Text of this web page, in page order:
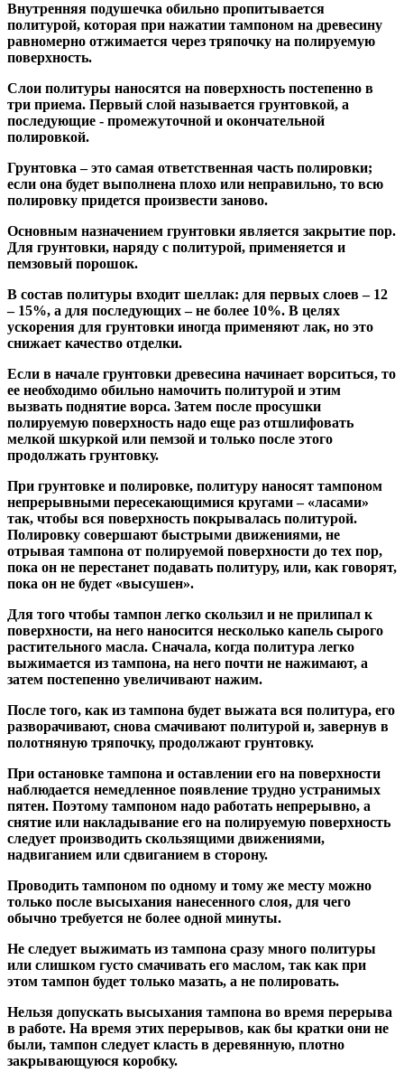
Внутренняя подушечка обильно пропитывается
политурой, которая при нажатии тампоном на древесину
равномерно отжимается через тряпочку на полируемую
поверхность.
Слои политуры наносятся на поверхность постепенно в
три приема. Первый слой называется грунтовкой, а
последующие - промежуточной и окончательной
полировкой.
Грунтовка – это самая ответственная часть полировки;
если она будет выполнена плохо или неправильно, то всю
полировку придется произвести заново.
Основным назначением грунтовки является закрытие пор.
Для грунтовки, наряду с политурой, применяется и
пемзовый порошок.
В состав политуры входит шеллак: для первых слоев – 12
– 15%, а для последующих – не более 10%. В целях
ускорения для грунтовки иногда применяют лак, но это
снижает качество отделки.
Если в начале грунтовки древесина начинает ворситься, то
ее необходимо обильно намочить политурой и этим
вызвать поднятие ворса. Затем после просушки
полируемую поверхность надо еще раз отшлифовать
мелкой шкуркой или пемзой и только после этого
продолжать грунтовку.
При грунтовке и полировке, политуру наносят тампоном
непрерывными пересекающимися кругами – «ласами»
так, чтобы вся поверхность покрывалась политурой.
Полировку совершают быстрыми движениями, не
отрывая тампона от полируемой поверхности до тех пор,
пока он не перестанет подавать политуру, или, как говорят,
пока он не будет «высушен».
Для того чтобы тампон легко скользил и не прилипал к
поверхности, на него наносится несколько капель сырого
растительного масла. Сначала, когда политура легко
выжимается из тампона, на него почти не нажимают, а
затем постепенно увеличивают нажим.
После того, как из тампона будет выжата вся политура, его
разворачивают, снова смачивают политурой и, завернув в
полотняную тряпочку, продолжают грунтовку.
При остановке тампона и оставлении его на поверхности
наблюдается немедленное появление трудно устранимых
пятен. Поэтому тампоном надо работать непрерывно, а
снятие или накладывание его на полируемую поверхность
следует производить скользящими движениями,
надвиганием или сдвиганием в сторону.
Проводить тампоном по одному и тому же месту можно
только после высыхания нанесенного слоя, для чего
обычно требуется не более одной минуты.
Не следует выжимать из тампона сразу много политуры
или слишком густо смачивать его маслом, так как при
этом тампон будет только мазать, а не полировать.
Нельзя допускать высыхания тампона во время перерыва
в работе. На время этих перерывов, как бы кратки они не
были, тампон следует класть в деревянную, плотно
закрывающуюся коробку.